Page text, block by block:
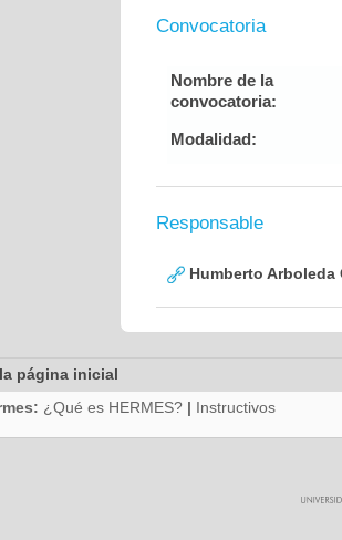
Convocatoria
Nombre de la
convocatoria:
Modalidad:
Responsable
Humberto Arboleda
página inicial
¿Qué es HERMES? | Instructivos